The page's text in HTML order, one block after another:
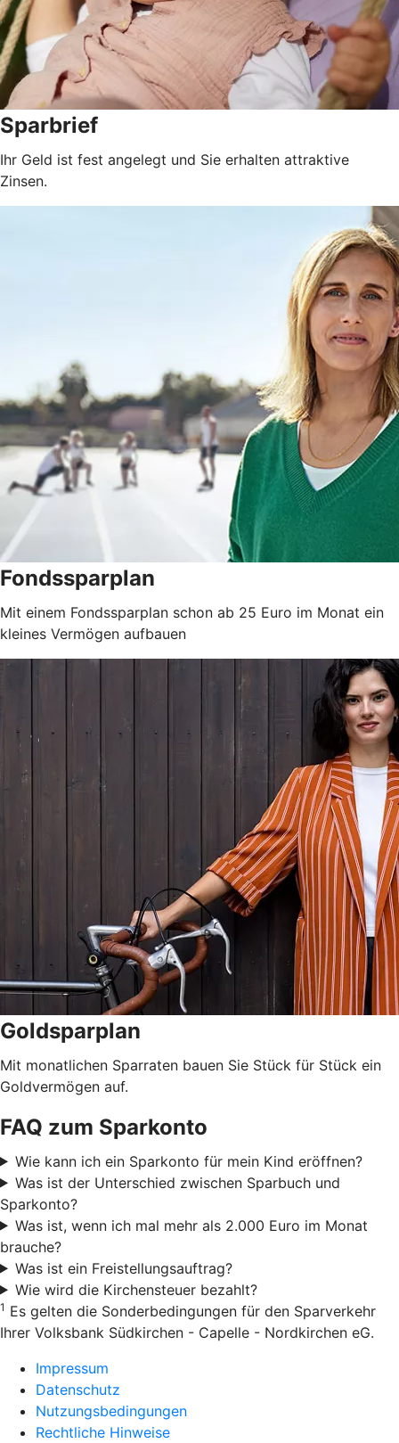
Sparbrief
Ihr Geld ist fest angelegt und Sie erhalten attraktive
Zinsen.
Fondssparplan
Mit einem Fondssparplan schon ab 25 Euro im Monat ein
kleines Vermögen aufbauen
Goldsparplan
Mit monatlichen Sparraten bauen Sie Stück für Stück ein
Goldvermögen auf.
FAQ zum Sparkonto
Wie kann ich ein Sparkonto für mein Kind eröffnen?
Was ist der Unterschied zwischen Sparbuch und
Sparkonto?
Was ist, wenn ich mal mehr als 2.000 Euro im Monat
brauche?
Was ist ein Freistellungsauftrag?
Wie wird die Kirchensteuer bezahlt?
1 Es gelten die Sonderbedingungen für den Sparverkehr
Ihrer Volksbank Südkirchen - Capelle - Nordkirchen eG.
Impressum
Datenschutz
Nutzungsbedingungen
Rechtliche Hinweise